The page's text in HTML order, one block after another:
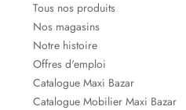
Tous nos produits
Nos magasins
Notre histoire
Offres d'emploi
Catalogue Maxi Bazar
Catalogue Mobilier Maxi Bazar